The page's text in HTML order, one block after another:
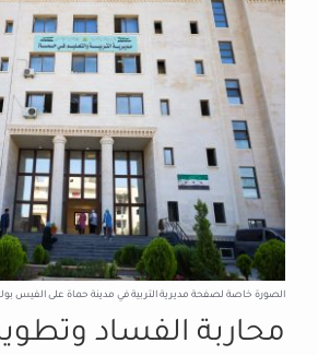
الصورة خاصة لصفحة مديرية التربية في مدينة حماة على الفيس
محاربة الفساد